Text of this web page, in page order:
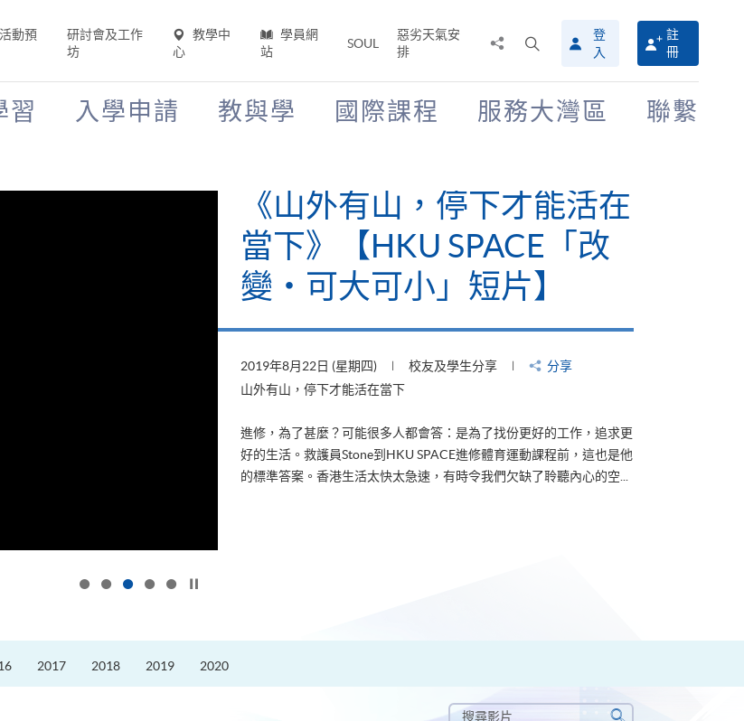
活動預
研討會及工作
坊
教學中
心
學員網
站
SOUL
惡劣天氣安
排
搜
尋
介
登
入
註
冊
習 入學申請 教與學 國際課程 服務大灣區 聯繫
《山外有山，停下才能活在
當下》【HKU SPACE「改
變‧可大可小」短片】
2019年8月22日 (星期四) 校友及學生分享
分享
山外有山，停下才能活在當下
進修，為了甚麼？可能很多人都會答：是為了找份更好的工作，追求更
好的生活。救護員Stone到HKU SPACE進修體育運動課程前，這也是他
的標準答案。香港生活太快太急速，有時令我們欠缺了聆聽內心的空...
2017 2018 2019 2020
搜